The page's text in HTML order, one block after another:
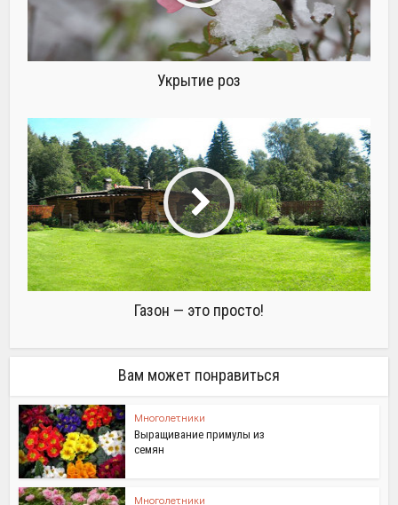
Укрытие роз
Газон — это просто!
Вам может понравиться
Многолетники
Выращивание примулы из
семян
Многолетники